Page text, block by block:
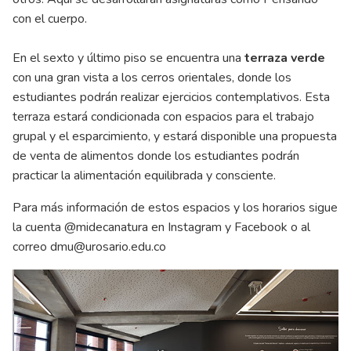
con el cuerpo.
En el sexto y último piso se encuentra una terraza verde
con una gran vista a los cerros orientales, donde los
estudiantes podrán realizar ejercicios contemplativos. Esta
terraza estará condicionada con espacios para el trabajo
grupal y el esparcimiento, y estará disponible una propuesta
de venta de alimentos donde los estudiantes podrán
practicar la alimentación equilibrada y consciente.
Para más información de estos espacios y los horarios sigue
la cuenta @midecanatura en Instagram y Facebook o al
correo dmu@urosario.edu.co